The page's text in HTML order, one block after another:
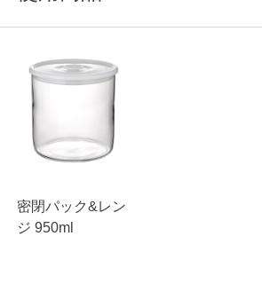
密閉パック&レン
ジ 950ml